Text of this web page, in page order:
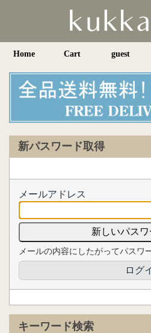
Home Cart guest
新パスワード取得
メールアドレス
メールの内容にしたがってパスワ
ログ
キーワード検索